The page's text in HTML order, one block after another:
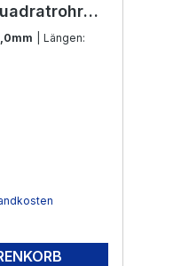
Aluprofil
Modellbau
| Längen: